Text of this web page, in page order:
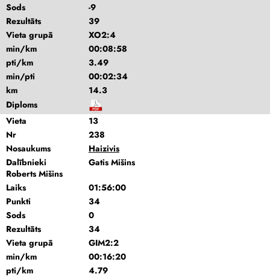
Sods
-9
Rezultāts
39
Vieta grupā
XO2:4
min/km
00:08:58
pti/km
3.49
min/pti
00:02:34
km
14.3
Diploms
Vieta
13
Nr
238
Nosaukums
Haizivis
Dalībnieki
Gatis Mišins
Roberts Mišins
Laiks
01:56:00
Punkti
34
Sods
0
Rezultāts
34
Vieta grupā
GIM2:2
min/km
00:16:20
pti/km
4.79